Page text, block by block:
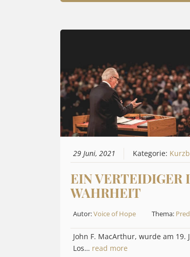
29 Juni, 2021 Kategorie:
EIN VERTEIDIGER
WAHRHEIT
Autor:Voice of Hope Thema:
John F. MacArthur, wurde am 19.
Los… read more